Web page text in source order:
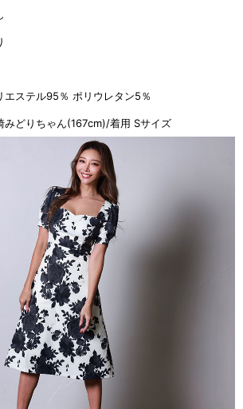
エステル95％ ポリウレタン5％
みどりちゃん(167cm)/着用 Sサイズ